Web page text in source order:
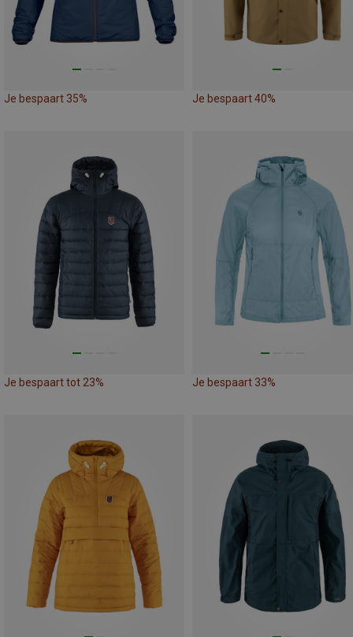
Je bespaart 35% Je bespaart 40%
Je bespaart tot 23% Je bespaart 33%